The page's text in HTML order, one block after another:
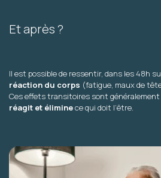
Et après ?
Il est possible de ressentir, dans les 48h
réaction du corps (fatigue, maux de
Ces effets transitoires sont généralement
réagit et éliminece qui doit l’être.